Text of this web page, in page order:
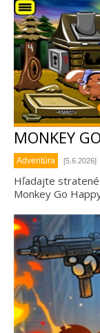
MONKEY
Adventúra [5.6.2026]
Hľadajte
Monkey Go